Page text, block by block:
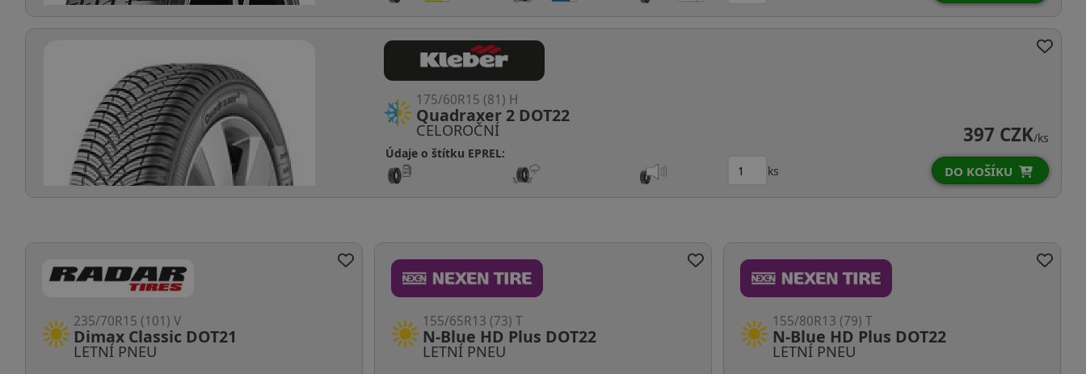
CELOROČNÍ
Quadraxer 2 DOT22
175/60R15 (81) H
Údaje o štítku EPREL:
397 CZK/ks
ks DO KOŠÍKU
LETNÍ PNEU
Dimax Classic DOT21
235/70R15 (101) V
LETNÍ PNEU
N-Blue HD Plus DOT22
155/65R13 (73) T
LETNÍ PNEU
N-Blue HD Plus DOT22
155/80R13 (79) T